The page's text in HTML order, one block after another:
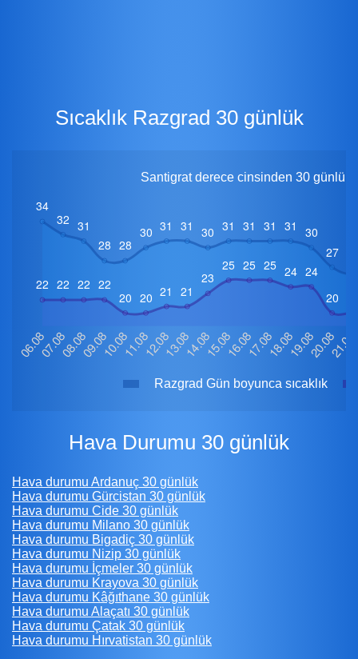
Sıcaklık Razgrad 30 günlük
Santigrat derece cinsinden 30 günlük
Razgrad Gün boyunca sıcaklık
Hava Durumu 30 günlük
Hava durumu Ardanuç 30 günlük
Hava durumu Gürcistan 30 günlük
Hava durumu Cide 30 günlük
Hava durumu Milano 30 günlük
Hava durumu Bigadiç 30 günlük
Hava durumu Nizip 30 günlük
Hava durumu İçmeler 30 günlük
Hava durumu Krayova 30 günlük
Hava durumu Kâğıthane 30 günlük
Hava durumu Alaçatı 30 günlük
Hava durumu Çatak 30 günlük
Hava durumu Hırvatistan 30 günlük